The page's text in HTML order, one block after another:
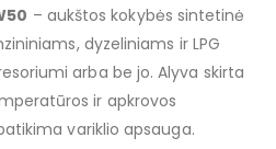
– aukštos kokybės sintetinė
dyzeliniams ir LPG
arba be jo. Alyva skirta
ir apkrovos
variklio apsauga.